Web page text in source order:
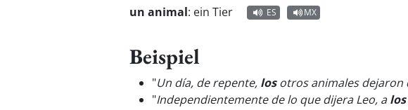
un animal: ein Tier ES MX
Beispiel
"Un día, de repente, losotros animales dejaron
"Independientemente de lo que dijera Leo, a